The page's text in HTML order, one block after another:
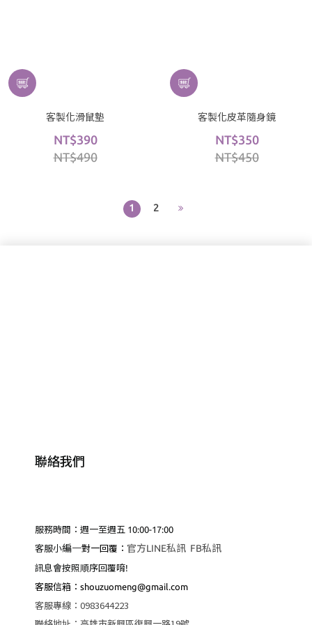
客製化滑鼠墊
NT$390
NT$490
客製化皮革隨身鏡
NT$350
NT$450
1 2
聯絡我們
服務時間：週一至週五 10:00-17:00
客服小編一對一回覆： 官方LINE私訊 FB私訊
訊息會按照順序回覆唷!
客服信箱：shouzuomeng@gmail.com
客服專線 ： 0983644223